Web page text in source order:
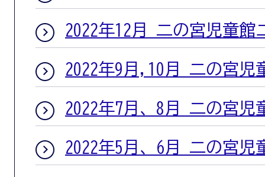
2022年12月 二の宮児童館
2022年9月,10月 二の宮児
2022年7月、8月 二の宮児
2022年5月、6月 二の宮児